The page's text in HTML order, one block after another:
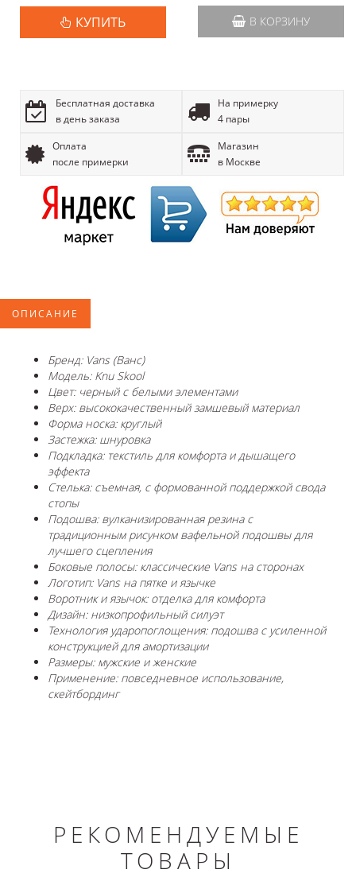
КУПИТЬ В КОРЗИНУ
Бесплатная доставка
в день заказа
На примерку
4 пары
Оплата
после примерки
Магазин
в Москве
ОПИСАНИЕ
Бренд: Vans (Ванс)
Модель: Knu Skool
Цвет: черный с белыми элементами
Верх: высококачественный замшевый материал
Форма носка: круглый
Застежка: шнуровка
Подкладка: текстиль для комфорта и дышащего
эффекта
Стелька: съемная, с формованной поддержкой свода
стопы
Подошва: вулканизированная резина с
традиционным рисунком вафельной подошвы для
лучшего сцепления
Боковые полосы: классические Vans на сторонах
Логотип: Vans на пятке и язычке
Воротник и язычок: отделка для комфорта
Дизайн: низкопрофильный силуэт
Технология ударопоглощения: подошва с усиленной
конструкцией для амортизации
Размеры: мужские и женские
Применение: повседневное использование,
скейтбординг
РЕКОМЕНДУЕМЫЕ
ТОВАРЫ